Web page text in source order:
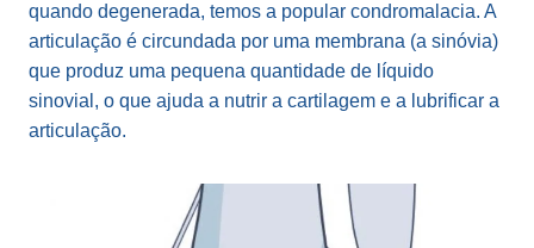
quando degenerada, temos a popular condromalacia. A
articulação é circundada por uma membrana (a sinóvia)
que produz uma pequena quantidade de líquido
sinovial, o que ajuda a nutrir a cartilagem e a lubrificar a
articulação.